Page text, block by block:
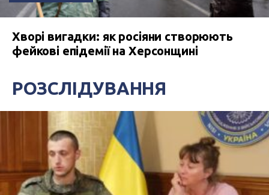
Хворі вигадки: як росіяни створюють
фейкові епідемії на Херсонщині
РОЗСЛІДУВАННЯ